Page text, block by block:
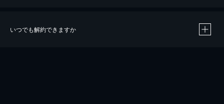
いつでも解約できますか